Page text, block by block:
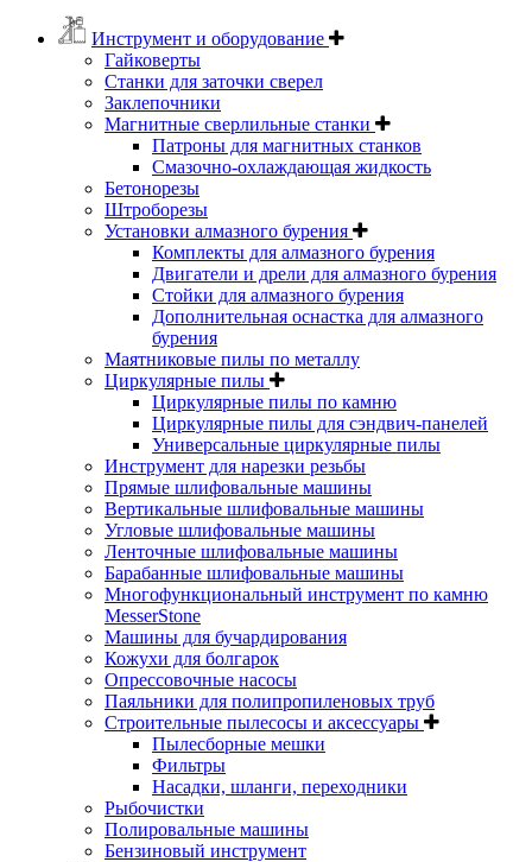
Инструмент и оборудование
Гайковерты
Станки для заточки сверел
Заклепочники
Магнитные сверлильные станки
Патроны для магнитных станков
Смазочно-охлаждающая жидкость
Бетонорезы
Штроборезы
Установки алмазного бурения
Комплекты для алмазного бурения
Двигатели и дрели для алмазного бурения
Стойки для алмазного бурения
Дополнительная оснастка для алмазного
бурения
Маятниковые пилы по металлу
Циркулярные пилы
Циркулярные пилы по камню
Циркулярные пилы для сэндвич-панелей
Универсальные циркулярные пилы
Инструмент для нарезки резьбы
Прямые шлифовальные машины
Вертикальные шлифовальные машины
Угловые шлифовальные машины
Ленточные шлифовальные машины
Барабанные шлифовальные машины
Многофункциональный инструмент по камню
MesserStone
Машины для бучардирования
Кожухи для болгарок
Опрессовочные насосы
Паяльники для полипропиленовых труб
Строительные пылесосы и аксессуары
Пылесборные мешки
Фильтры
Насадки, шланги, переходники
Рыбочистки
Полировальные машины
Бензиновый инструмент